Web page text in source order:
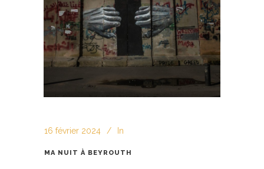
16 février 2024 In
MA NUIT À BEYROUTH